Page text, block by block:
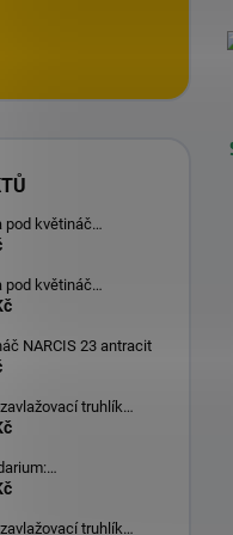
pod květináč
28 antracit
pod květináč
60 čokoláda
NARCIS 23 antracit
truhlík
BERBERIS 60 cm
květináč
truhlík